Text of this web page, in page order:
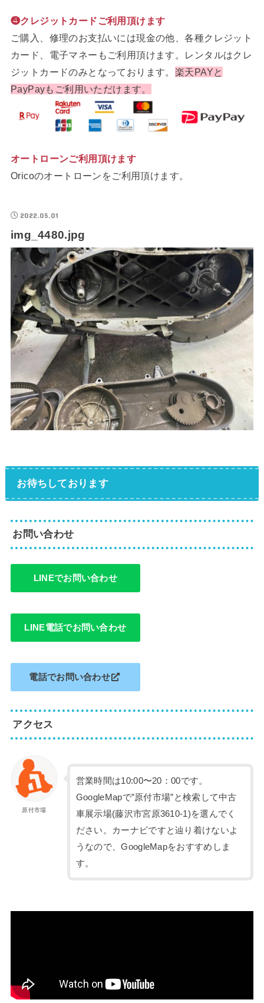
❹クレジットカードご利用頂けます
ご購入、修理のお支払いには現金の他、各種クレジット
カード、電子マネーもご利用頂けます。レンタルはクレ
ジットカードのみとなっております。 楽天PAYと
PayPayもご利用いただけます。
オートローンご利用頂けます
Oricoのオートローンをご利用頂けます。
2022.05.01
img_4480.jpg
お待ちしております
お問い合わせ
LINEでお問い合わせ
LINE電話でお問い合わせ
電話でお問い合わせ
アクセス
原付市場
営業時間は10:00〜20：00です。
GoogleMapで”原付市場”と検索して中古
車展示場(藤沢市宮原3610-1)を選んでく
ださい。カーナビですと辿り着けないよ
うなので、GoogleMapをおすすめしま
す。